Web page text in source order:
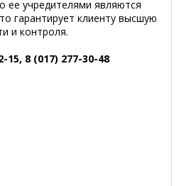
ее учредителями являются
гарантирует клиенту высшую
и контроля.
15, 8 (017) 277-30-48